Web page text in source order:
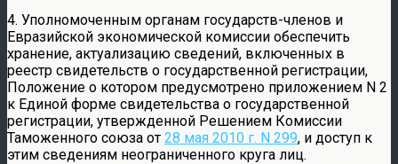
4. Уполномоченным органам государств-членов и
Евразийской экономической комиссии обеспечить
хранение, актуализацию сведений, включенных в
реестр свидетельств о государственной регистрации,
Положение о котором предусмотрено приложением N 2
к Единой форме свидетельства о государственной
регистрации, утвержденной Решением Комиссии
Таможенного союза от 28 мая 2010 г. N 299, и доступ к
этим сведениям неограниченного круга лиц.